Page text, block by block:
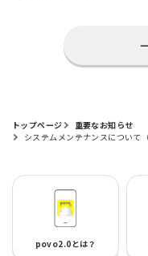
トップページ
重要なお知らせ
システムメンテナンスについて
povo2.0とは？